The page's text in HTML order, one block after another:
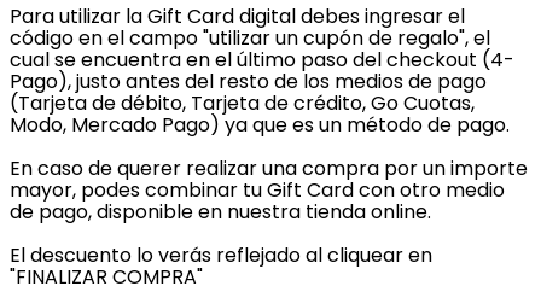
Para utilizar la Gift Card digital debes ingresar el
código en el campo "utilizar un cupón de regalo", el
cual se encuentra en el último paso del checkout (4-
Pago), justo antes del resto de los medios de pago
(Tarjeta de débito, Tarjeta de crédito, Go Cuotas,
Modo, Mercado Pago) ya que es un método de pago.
En caso de querer realizar una compra por un importe
mayor, podes combinar tu Gift Card con otro medio
de pago, disponible en nuestra tienda online.
El descuento lo verás reflejado al cliquear en
"FINALIZAR COMPRA"